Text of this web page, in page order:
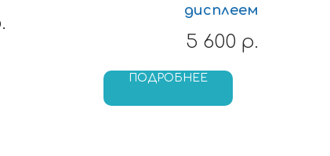
дисплеем
5 600 р.
ПОДРОБНЕЕ